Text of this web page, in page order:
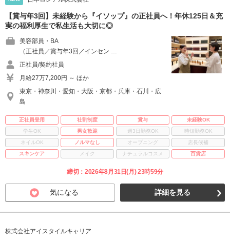
【賞与年3回】未経験から『イソップ』の正社員へ！年休125日＆充
実の福利厚生で私生活も大切に◎
美容部員・BA
（正社員／賞与年3回／インセン …
正社員/契約社員
月給27万7,200円 ～ ほか
東京・神奈川・愛知・大阪・京都・兵庫・石川・広
島
正社員登用 社割制度 賞与
未経験OK
学生OK
男女歓迎 週3日勤務OK
時短勤務OK
ネイルOK
ノルマなし オープニング
店長候補
スキンケア
メイク ナチュラルコスメ 百貨店
締切：2026年8月31日(月) 23時59分
気になる 詳細を見る
株式会社アイスタイルキャリア